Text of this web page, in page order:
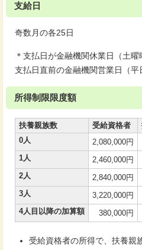
支給日
奇数月の各25日
＊支払日が金融機関休業日（土曜
支払日直前の金融機関営業日（平
所得制限限度額
扶養親族数 受給資格者
0人
2,080,000円
1人
2,460,000円
2人
2,840,000円
3人
3,220,000円
4人目以降の加算額
380,000円
受給資格者の所得で、扶養親